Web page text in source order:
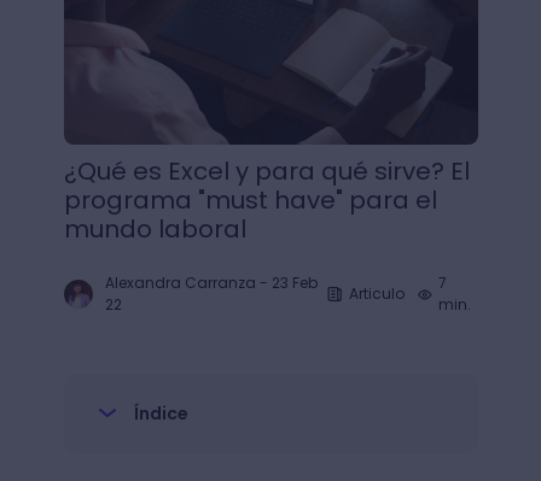
¿Qué es Excel y para qué sirve? El
programa "must have" para el
mundo laboral
Alexandra Carranza - 23 Feb
22
Articulo
7
min.
Índice